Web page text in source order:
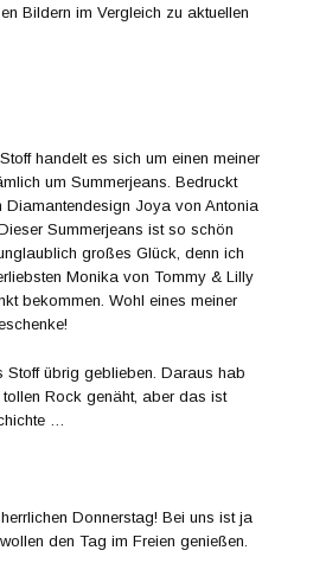
Bildern im Vergleich zu aktuellen
handelt es sich um einen meiner
um Summerjeans. Bedruckt
Diamantendesign Joya von Antonia
Summerjeans ist so schön
großes Glück, denn ich
Monika von Tommy & Lilly
bekommen. Wohl eines meiner
Stoff übrig geblieben. Daraus hab
Rock genäht, aber das ist
…
Donnerstag! Bei uns ist ja
den Tag im Freien genießen.